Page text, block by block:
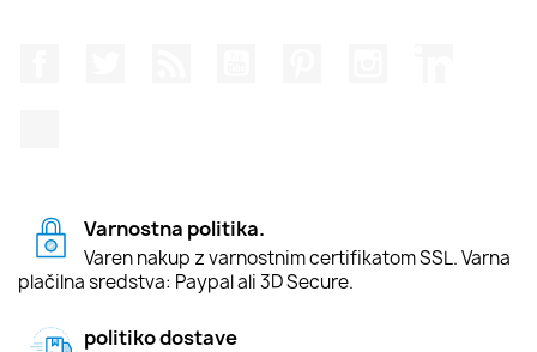
Varnostna politika.
Varen nakup z varnostnim certifikatom SSL. Varna
plačilna sredstva: Paypal ali 3D Secure.
politiko dostave